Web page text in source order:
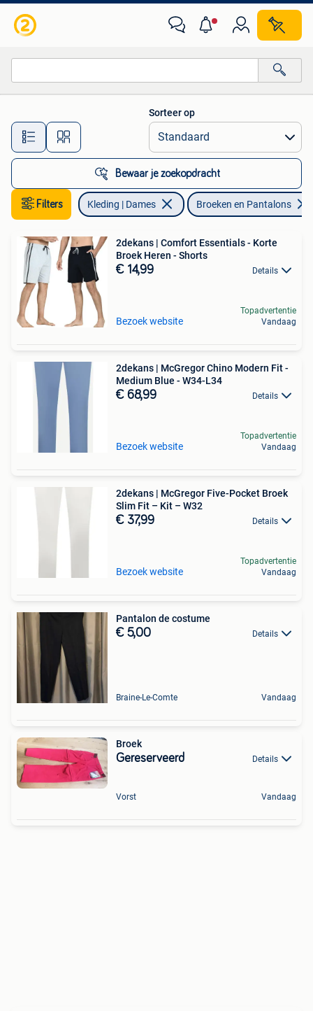
Alle afstanden…
Sorteer op
Bewaar je zoekopdracht
Filters Kleding | Dames Broeken en Pantalons
2dekans | Comfort Essentials - Korte
Broek Heren - Shorts
€ 14,99 Details
Bezoek website
Topadvertentie
Vandaag
2dekans | McGregor Chino Modern Fit -
Medium Blue - W34-L34
€ 68,99 Details
Bezoek website
Topadvertentie
Vandaag
2dekans | McGregor Five-Pocket Broek
Slim Fit – Kit – W32
€ 37,99 Details
Bezoek website
Topadvertentie
Vandaag
Pantalon de costume
€ 5,00 Details
Braine-Le-Comte Vandaag
Broek
Gereserveerd Details
Vorst Vandaag